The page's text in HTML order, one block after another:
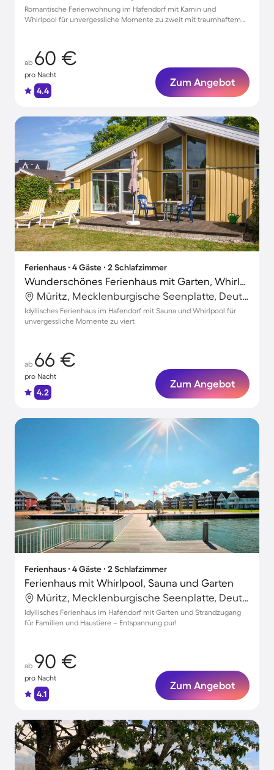
Romantische Ferienwohnung im Hafendorf mit Kamin und
Whirlpool für unvergessliche Momente zu zweit mit traumhaftem
ab 60 €
pro Nacht
4.4
Zum Angebot
Ferienhaus ∙ 4 Gäste ∙ 2 Schlafzimmer
Wunderschönes Ferienhaus mit Garten, Whirlpool und Terrasse | Neben dem Strand | Haustiere sind willkommen
Müritz, Mecklenburgische Seenplatte, Deutschland
Idyllisches Ferienhaus im Hafendorf mit Sauna und Whirlpool für
unvergessliche Momente zu viert
ab 66 €
pro Nacht
4.2
Zum Angebot
Ferienhaus ∙ 4 Gäste ∙ 2 Schlafzimmer
Ferienhaus mit Whirlpool, Sauna und Garten
Müritz, Mecklenburgische Seenplatte, Deutschland
Idyllisches Ferienhaus im Hafendorf mit Garten und Strandzugang
für Familien und Haustiere – Entspannung pur!
ab 90 €
pro Nacht
4.1
Zum Angebot